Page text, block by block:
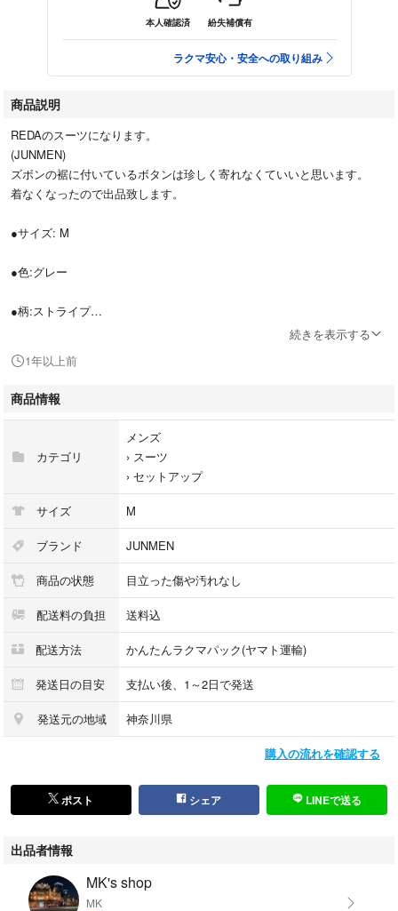
本人確認済 紛失補償有
ラクマ安心・安全への取り組み
商品説明
REDAのスーツになります。
(JUNMEN)
ズボンの裾に付いているボタンは珍しく寄れなくていいと思います。
着なくなったので出品致します。
●サイズ: M
●色:グレー
●柄:ストライプ
●実寸(cm)
※平置き採寸（素人のためあくまでも目安でお願いします）
襟から裾77cm
ウエスト72cm
股から裾70cm
●状態
目立つキズや汚れは無く、
これからもたくさんお使い頂けると思います。
続きを表示する
1年以上前
商品情報
カテゴリ
メンズ
› スーツ
› セットアップ
サイズ M
ブランド JUNMEN
商品の状態 目立った傷や汚れなし
配送料の負担 送料込
配送方法 かんたんラクマパック(ヤマト運輸)
発送日の目安 支払い後、1～2日で発送
発送元の地域 神奈川県
購入の流れを確認する
ポスト シェア LINEで送る
出品者情報
MK's shop
MK